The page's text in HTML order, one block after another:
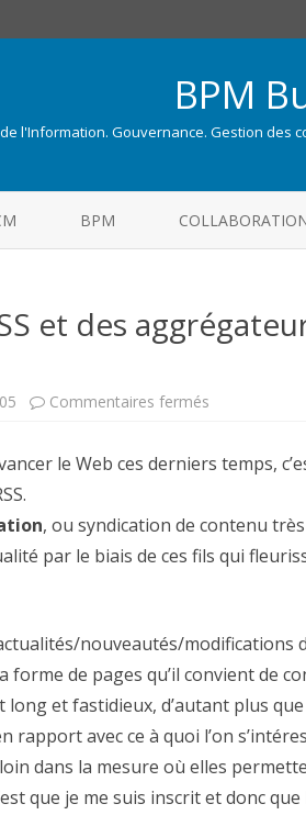
BPM
l'Information. Gouvernance. Gestion des
to
BPM
et des
Commentaires fermés
fils
RSS
aggrégateurs
de
news
…
le Web ces derniers temps,
, ou syndication de contenu
par le biais de ces fils qui
nouveautés/modifications
de pages qu’il convient de
long et fastidieux, d’autant plus
avec ce à quoi l’on
dans la mesure où elles
que je me suis inscrit et donc que